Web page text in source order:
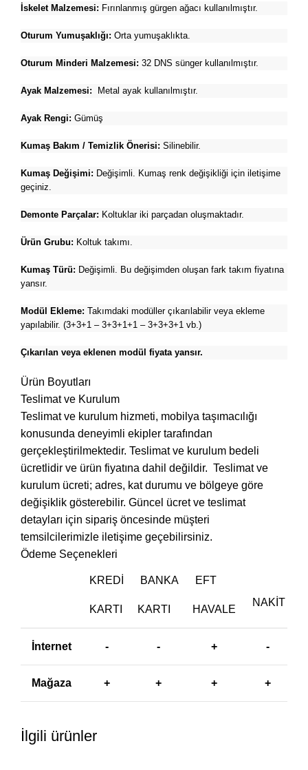
İskelet Malzemesi: Fırınlanmış gürgen ağacı kullanılmıştır.
Oturum Yumuşaklığı: Orta yumuşaklıkta.
Oturum Minderi Malzemesi: 32 DNS sünger kullanılmıştır.
Ayak Malzemesi: Metal ayak kullanılmıştır.
Ayak Rengi: Gümüş
Kumaş Bakım / Temizlik Önerisi: Silinebilir.
Kumaş Değişimi: Değişimli. Kumaş renk değişikliği için iletişime
geçiniz.
Demonte Parçalar: Koltuklar iki parçadan oluşmaktadır.
Ürün Grubu: Koltuk takımı.
Kumaş Türü: Değişimli. Bu değişimden oluşan fark takım fiyatına
yansır.
Modül Ekleme: Takımdaki modüller çıkarılabilir veya ekleme
yapılabilir. (3+3+1 – 3+3+1+1 – 3+3+3+1 vb.)
Çıkarılan veya eklenen modül fiyata yansır.
Ürün Boyutları
Teslimat ve Kurulum
Teslimat ve kurulum hizmeti, mobilya taşımacılığı
konusunda deneyimli ekipler tarafından
gerçekleştirilmektedir. Teslimat ve kurulum bedeli
ücretlidir ve ürün fiyatına dahil değildir. ‎ Teslimat ve
kurulum ücreti; adres, kat durumu ve bölgeye göre
değişiklik gösterebilir. Güncel ücret ve teslimat
detayları için sipariş öncesinde müşteri
temsilcilerimizle iletişime geçebilirsiniz.
Ödeme Seçenekleri
KREDI
KARTI
BANKA
KARTI
EFT
HAVALE
NAKIT
İnternet - - + -
Mağaza + + + +
İlgili ürünler